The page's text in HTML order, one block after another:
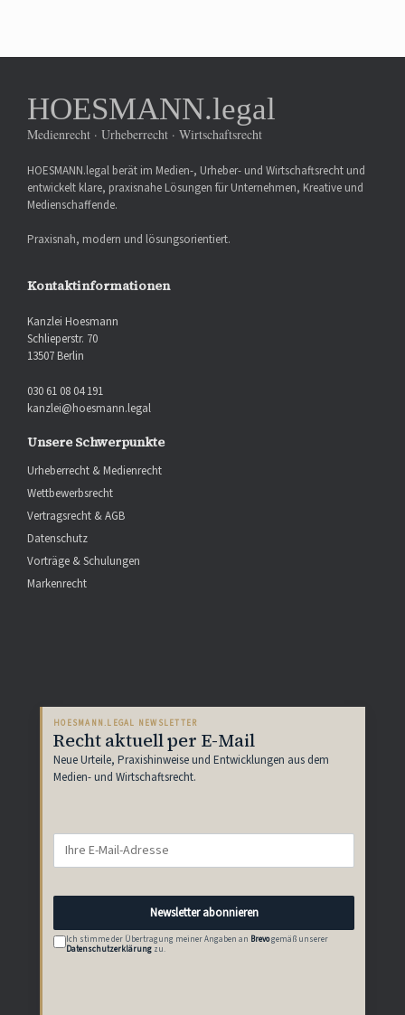
HOESMANN.legal
Medienrecht · Urheberrecht · Wirtschaftsrecht
HOESMANN.legal berät im Medien-, Urheber- und Wirtschaftsrecht und
entwickelt klare, praxisnahe Lösungen für Unternehmen, Kreative und
Medienschaffende.
Praxisnah, modern und lösungsorientiert.
Kontaktinformationen
Kanzlei Hoesmann
Schlieperstr. 70
13507 Berlin
030 61 08 04 191
kanzlei@hoesmann.legal
Unsere Schwerpunkte
Urheberrecht & Medienrecht
Wettbewerbsrecht
Vertragsrecht & AGB
Datenschutz
Vorträge & Schulungen
Markenrecht
HOESMANN.LEGAL NEWSLETTER
Recht aktuell per E-Mail
Neue Urteile, Praxishinweise und Entwicklungen aus dem
Medien- und Wirtschaftsrecht.
Newsletter abonnieren
Ich stimme der Übertragung meiner Angaben an Brevogemäß unserer
Datenschutzerklärung zu.